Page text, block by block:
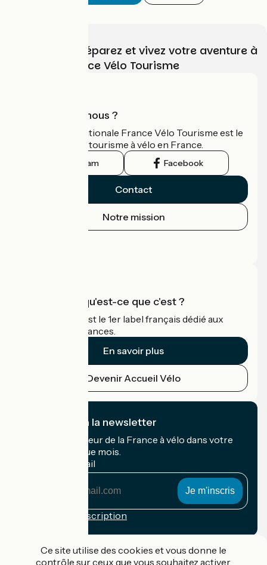
Choisissez, préparez et vivez votre aventure à
vélo avec France Vélo Tourisme
Qui sommes-nous ?
L'association nationale France Vélo Tourisme est le
guide officiel du tourisme à vélo en France.
Instagram Facebook
Contact
Notre mission
Accueil Vélo qu'est-ce que c'est ?
Accueil Vélo c'est le 1er label français dédié aux
cyclistes en vacances.
En savoir plus
Devenir Accueil Vélo
Je m'abonne à la newsletter
Recevez le meilleur de la France à vélo dans votre
boîte mail chaque mois.
Mon adresse mail
Conditions d'inscription
Ce site utilise des cookies et vous donne le
contrôle sur ceux que vous souhaitez activer